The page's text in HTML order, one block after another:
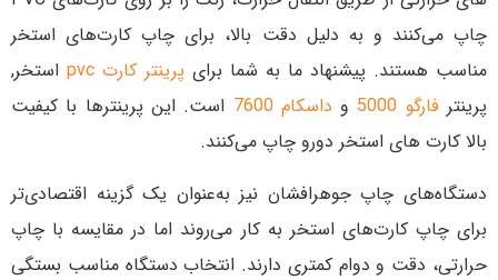
چاپ می‌کنند و به دلیل دقت بالا، برای چاپ کارت‌های استخر
مناسب هستند. پیشنهاد ما به شما برای پرینتر کارت pvc
استخر,
پرینترفارگو 5000 و داسکام 7600
است. این پرینترها با کیفیت
بالا کارت های استخر دورو چاپ می‌کنند.
دستگاه‌های چاپ جوهرافشان نیز به‌عنوان یک گزینه اقتصادی‌تر
برای چاپ کارت‌های استخر به کار می‌روند اما در مقایسه با چاپ
حرارتی، دقت و دوام کمتری دارند. انتخاب دستگاه مناسب بستگی